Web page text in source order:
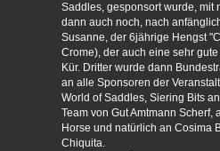
Saddles, gesponsort wurde, mit
dann auch noch, nach
Susanne, der 6jährige Hengst
Crome), der auch eine sehr
Kür. Dritter wurde dann
an alle Sponsoren der
World of Saddles, Siering Bits
Team von Gut Amtmann
Horse und natürlich an Cosima
Chiquita.